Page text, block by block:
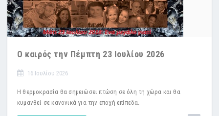
Ο καιρός την Πέμπτη 23 Ιουλίου 2026
16 Ιουλίου 2026
Η θερμοκρασία θα σημειώσει πτώση σε όλη τη χώρα και θα
κυμανθεί σε κανονικά για την εποχή επίπεδα.